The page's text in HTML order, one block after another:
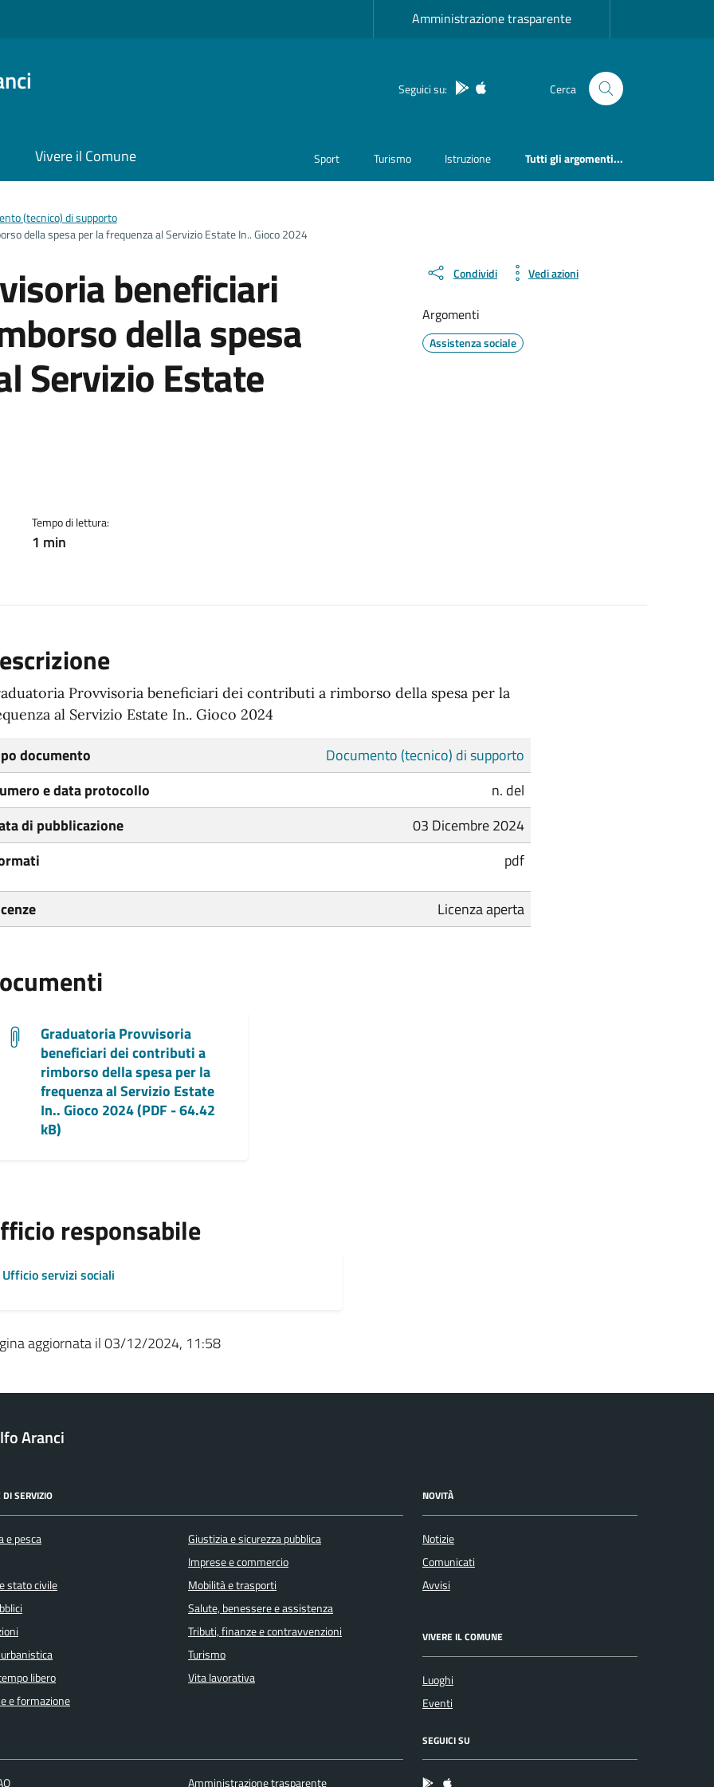
Amministrazione trasparente
Seguici su: App Android
App IOS Cerca
Vivere il Comune Sport Turismo Istruzione Tutti gli argomenti...
(tecnico) di supporto
della spesa per la frequenza al Servizio Estate In.. Gioco 2024
beneficiari
della spesa
Servizio Estate
Tempo di lettura:
1 min
Condividi Vedi azioni
Argomenti
Assistenza sociale
Provvisoria beneficiari dei contributi a rimborso della spesa per la
al Servizio Estate In.. Gioco 2024
documento
Documento (tecnico) di supporto
e data protocollo
n. del
di pubblicazione
03 Dicembre 2024
pdf
Licenza aperta
Graduatoria Provvisoria
beneficiari dei contributi a
rimborso della spesa per la
frequenza al Servizio Estate
In.. Gioco 2024 (PDF - 64.42
kB)
responsabile
Ufficio servizi sociali
aggiornata il 03/12/2024, 11:58
Aranci
DI SERVIZIO
e pesca
stato civile
libero
e formazione
Giustizia e sicurezza pubblica
Imprese e commercio
Mobilità e trasporti
Salute, benessere e assistenza
Tributi, finanze e contravvenzioni
Turismo
Vita lavorativa
NOVITÀ
Notizie
Comunicati
Avvisi
VIVERE IL COMUNE
Luoghi
Eventi
Amministrazione trasparente
SEGUICI SU
App Android
App IOS